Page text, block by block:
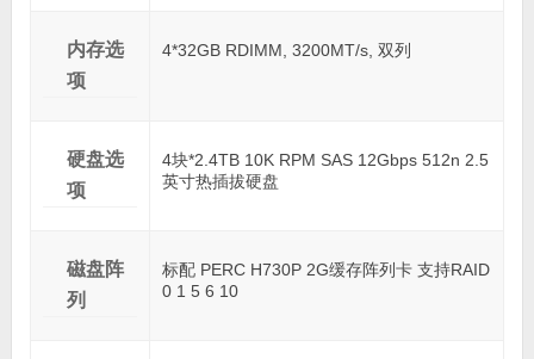
内存选
项
4*32GB RDIMM, 3200MT/s, 双列
硬盘选
项
4块*2.4TB 10K RPM SAS 12Gbps 512n 2.5
英寸热插拔硬盘
磁盘阵
列
标配 PERC H730P 2G缓存阵列卡 支持RAID
0 1 5 6 10